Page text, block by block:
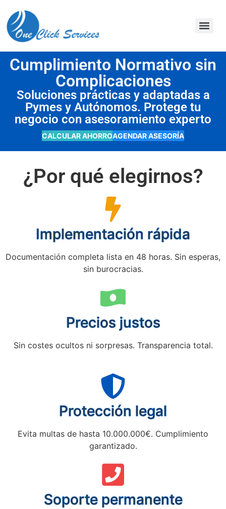
Cumplimiento Normativo sin
Complicaciones
Soluciones prácticas y adaptadas a
Pymes y Autónomos. Protege tu
negocio con asesoramiento experto
CALCULAR AHORROAGENDAR ASESORÍA
¿Por qué elegirnos?
Implementación rápida
Documentación completa lista en 48 horas. Sin esperas,
sin burocracias.
Precios justos
Sin costes ocultos ni sorpresas. Transparencia total.
Protección legal
Evita multas de hasta 10.000.000€. Cumplimiento
garantizado.
Soporte permanente